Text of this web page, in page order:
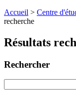
Accueil > Centre
recherche
Résultats
Rechercher